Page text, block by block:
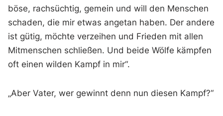
böse, rachsüchtig, gemein und will den Menschen
schaden, die mir etwas angetan haben. Der andere
ist gütig, möchte verzeihen und Frieden mit allen
Mitmenschen schließen. Und beide Wölfe kämpfen
oft einen wilden Kampf in mir“.
„Aber Vater, wer gewinnt denn nun diesen Kampf?“